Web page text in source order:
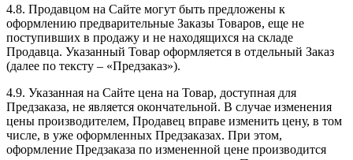
4.8. Продавцом на Сайте могут быть предложены к
оформлению предварительные Заказы Товаров, еще не
поступивших в продажу и не находящихся на складе
Продавца. Указанный Товар оформляется в отдельный Заказ
(далее по тексту – «Предзаказ»).
4.9. Указанная на Сайте цена на Товар, доступная для
Предзаказа, не является окончательной. В случае изменения
цены производителем, Продавец вправе изменить цену, в том
числе, в уже оформленных Предзаказах. При этом,
оформление Предзаказа по измененной цене производится